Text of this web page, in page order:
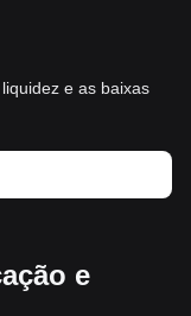
e as baixas
e